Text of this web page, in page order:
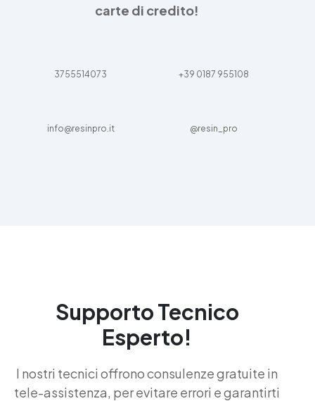
carte di credito!
3755514073 +39 0187 955108
info@resinpro.it @resin_pro
Supporto Tecnico
Esperto!
I nostri tecnici offrono consulenze gratuite in
tele-assistenza, per evitare errori e garantirti